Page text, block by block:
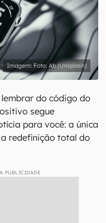
Foto: Ab (Unsplash)
lembrar do código do
segue
para você: a única
redefinição total do
PUBLICIDADE